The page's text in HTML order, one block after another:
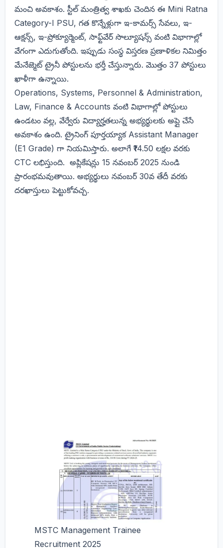
మంచి అవకాశం. స్టీల్ మంత్రిత్వ శాఖకు చెందిన ఈ Mini Ratna
Category-I PSU, గత కొన్నేళ్లుగా ఇ-కామర్స్ సేవలు, ఇ-
ఆక్షన్స్, ఇ-ప్రోక్యూర్మెంట్, సాఫ్ట్‌వేర్ సొల్యూషన్స్ వంటి విభాగాల్లో
వేగంగా ఎదుగుతోంది. ఇప్పుడు సంస్థ విస్తరణ ప్రణాళికల నిమిత్తం
మేనేజ్మెట్ ట్రైనీ పోస్టులను భర్తీ చేస్తున్నారు. మొత్తం 37 పోస్టులు
ఖాళీగా ఉన్నాయి.
Operations, Systems, Personnel & Administration,
Law, Finance & Accounts వంటి విభాగాల్లో పోస్టులు
ఉండటం వల్ల, వేర్వేరు విద్యార్హతలున్న అభ్యర్థులకు అప్లై చేసే
అవకాశం ఉంది. ట్రైనింగ్ పూర్తయ్యాక Assistant Manager
(E1 Grade) గా నియమిస్తారు. అలాగే ₹14.50 లక్షల వరకు
CTC లభిస్తుంది. అప్లికేషన్లు 15 నవంబర్ 2025 నుండి
ప్రారంభమవుతాయి. అభ్యర్థులు నవంబర్ 30వ తేదీ వరకు
దరఖాస్తులు పెట్టుకోవచ్చ.
MSTC Management Trainee
Recruitment 2025